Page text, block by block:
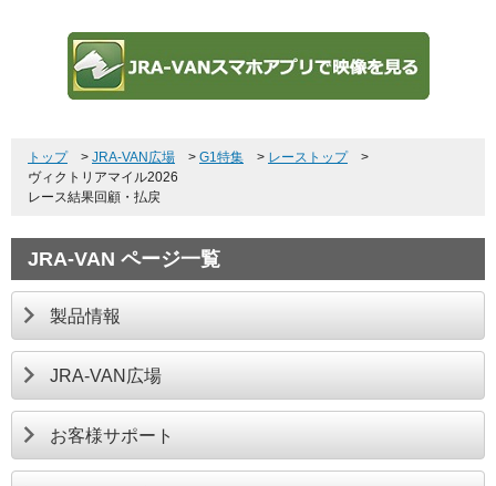
トップ> JRA-VAN広場 > G1特集 > レーストップ>
ヴィクトリアマイル2026
レース結果回顧・払戻
JRA-VAN ページ一覧
製品情報
JRA-VAN広場
お客様サポート